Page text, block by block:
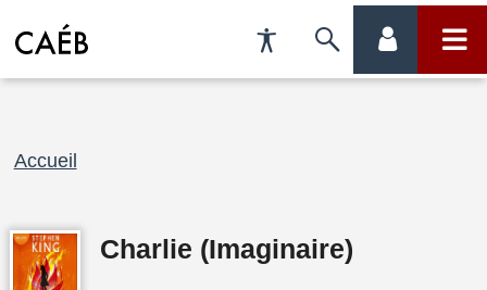
Préférences
d'accessibilité
Fil
Accueil
Charlie (Imaginaire)